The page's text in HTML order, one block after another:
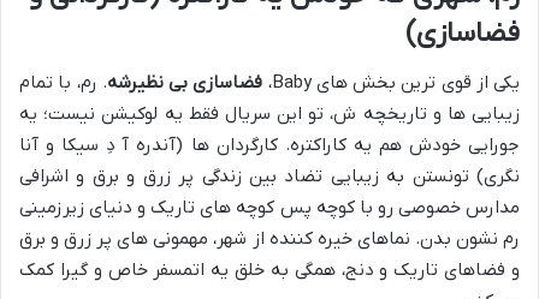
فضاسازی)
یکی از قوی ترین بخش های Baby، فضاسازی بی نظیرشه. رم، با تمام
زیبایی ها و تاریخچه ش، تو این سریال فقط یه لوکیشن نیست؛ یه
جورایی خودش هم یه کاراکتره. کارگردان ها (آندره آ دِ سیکا و آنا
نگری) تونستن به زیبایی تضاد بین زندگی پر زرق و برق و اشرافی
مدارس خصوصی رو با کوچه پس کوچه های تاریک و دنیای زیرزمینی
رم نشون بدن. نماهای خیره کننده از شهر، مهمونی های پر زرق و برق
و فضاهای تاریک و دنج، همگی به خلق یه اتمسفر خاص و گیرا کمک